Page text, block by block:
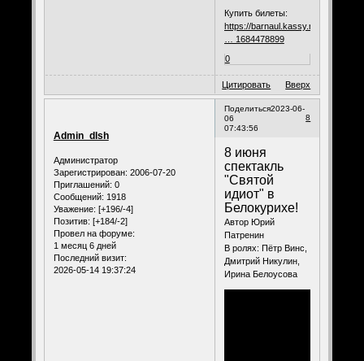
Купить билеты:
https://barnaul.kassy.ru/events/
… 1684478899
0
Цитировать Вверх
Поделиться
8
2023-06-
06
07:43:56
Admin_dlsh
Администратор
Зарегистрирован: 2006-07-20
Приглашений: 0
Сообщений: 1918
Уважение: [+196/-4]
Позитив: [+184/-2]
Провел на форуме:
1 месяц 6 дней
Последний визит:
2026-05-14 19:37:24
8 июня
спектакль
"Святой
идиот" в
Белокурихе!
Автор Юрий
Патренин
В ролях: Пётр Винс,
Дмитрий Никулин,
Ирина Белоусова